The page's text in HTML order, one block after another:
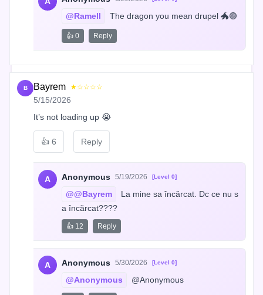
@Ramell The dragon you mean drupel 🐲🟣
👍 0 Reply
B Bayrem ★☆☆☆☆
5/15/2026
It’s not loading up 😭
👍 6 Reply
A Anonymous 5/19/2026 [Level 0]
@@Bayrem
La mine sa încărcat. Dc ce nu s
a încărcat????
👍 12 Reply
A Anonymous 5/30/2026 [Level 0]
@Anonymous @Anonymous